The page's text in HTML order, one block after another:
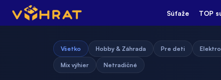
Súťaže TOP
Všetko Hobby & Záhrada Pre deti Elektro
Mix výhier Netradičné